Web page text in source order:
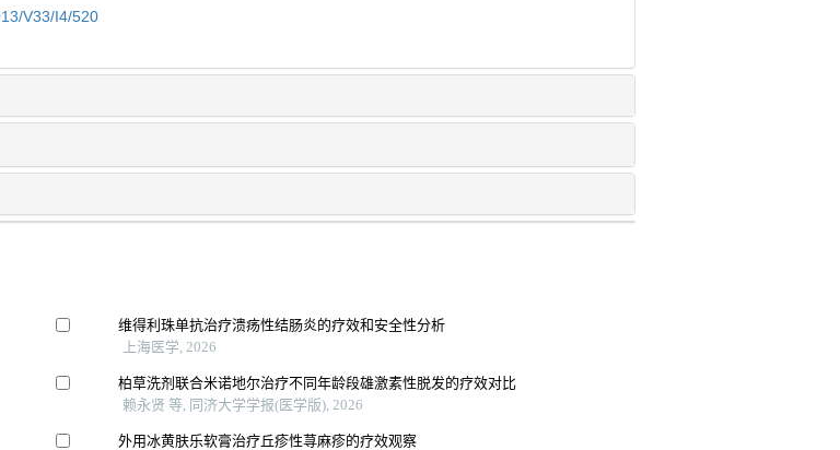
V33/I4/520
维得利珠单抗治疗溃疡性结肠炎的疗效和安全性分析
上海医学, 2026
柏草洗剂联合米诺地尔治疗不同年龄段雄激素性脱发的疗效对比
赖永贤 等, 同济大学学报(医学版), 2026
外用冰黄肤乐软膏治疗丘疹性荨麻疹的疗效观察